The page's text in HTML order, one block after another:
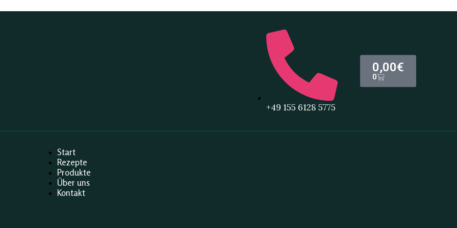
+49 155 6128 5775
0,00€
0
Start
Rezepte
Produkte
Über uns
Kontakt